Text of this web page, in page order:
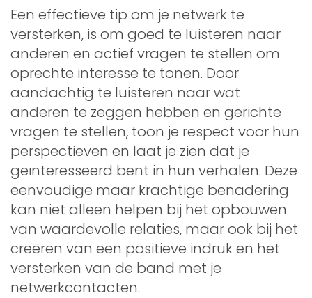
Een effectieve tip om je netwerk te
versterken, is om goed te luisteren naar
anderen en actief vragen te stellen om
oprechte interesse te tonen. Door
aandachtig te luisteren naar wat
anderen te zeggen hebben en gerichte
vragen te stellen, toon je respect voor hun
perspectieven en laat je zien dat je
geïnteresseerd bent in hun verhalen. Deze
eenvoudige maar krachtige benadering
kan niet alleen helpen bij het opbouwen
van waardevolle relaties, maar ook bij het
creëren van een positieve indruk en het
versterken van de band met je
netwerkcontacten.